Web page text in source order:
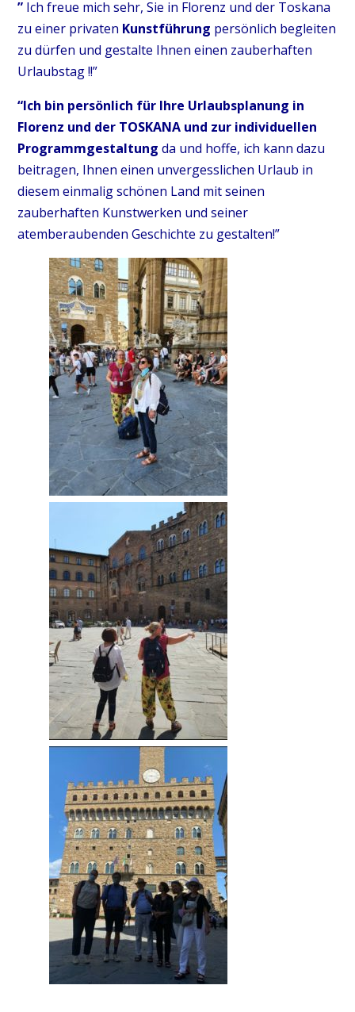
” Ich freue mich sehr, Sie in Florenz und der Toskana
zu einer privaten Kunstführung persönlich begleiten
zu dürfen und gestalte Ihnen einen zauberhaften
Urlaubstag !!”
“Ich bin persönlich für Ihre Urlaubsplanung in
Florenz und der TOSKANAund zur individuellen
Programmgestaltung da und hoffe, ich kann dazu
beitragen, Ihnen einen unvergesslichen Urlaub in
diesem einmalig schönen Land mit seinen
zauberhaften Kunstwerken und seiner
atemberaubenden Geschichte zu gestalten!”